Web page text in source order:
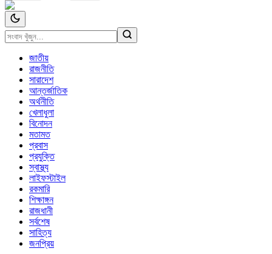
জাতীয়
রাজনীতি
সারাদেশ
আন্তর্জাতিক
অর্থনীতি
খেলাধুলা
বিনোদন
মতামত
প্রবাস
প্রযুক্তি
স্বাস্থ্য
লাইফস্টাইল
রকমারি
শিক্ষাঙ্গন
রাজধানী
সর্বশেষ
সাহিত্য
জনপ্রিয়